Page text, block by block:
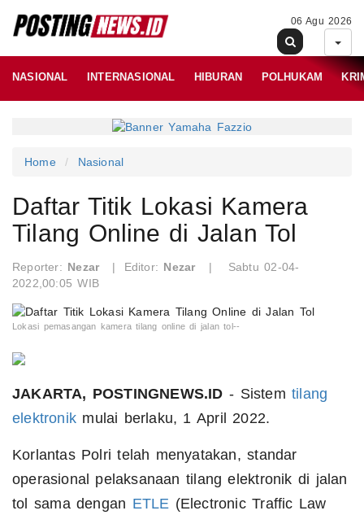
06 Agu 2026
NASIONAL INTERNASIONAL HIBURAN POLHUKAM
Home Nasional
Daftar Titik Lokasi Kamera
Tilang Online di Jalan Tol
Reporter: Nezar | Editor: Nezar |
Sabtu 02-04-
2022,00:05 WIB
Lokasi pemasangan kamera tilang online di jalan tol--
JAKARTA, POSTINGNEWS.ID - Sistemtilang
elektronik mulai berlaku, 1 April 2022.
Korlantas Polri telah menyatakan, standar
operasional pelaksanaan tilang elektronik di jalan
tol sama dengan ETLE (Electronic Traffic Law